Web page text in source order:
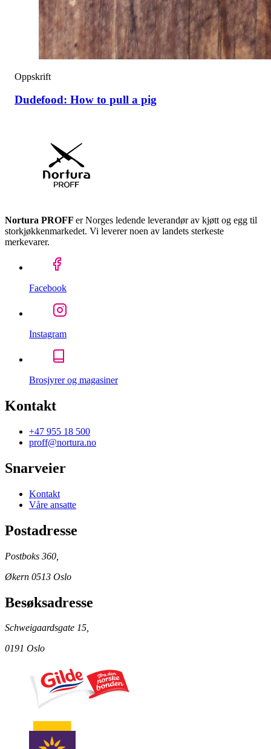
Oppskrift
Dudefood: How to pull a pig
Nortura PROFF er Norges ledende leverandør av kjøtt og egg til
storkjøkkenmarkedet. Vi leverer noen av landets sterkeste
merkevarer.
Facebook
Instagram
Brosjyrer og magasiner
Kontakt
+47 955 18 500
proff@nortura.no
Snarveier
Kontakt
Våre ansatte
Postadresse
Postboks 360,
Økern 0513 Oslo
Besøksadresse
Schweigaardsgate 15,
0191 Oslo